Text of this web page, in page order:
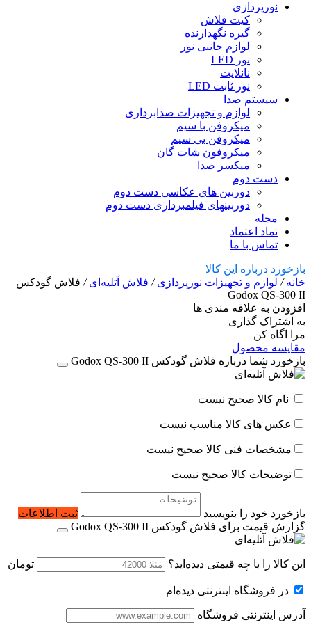
نورپردازی
کیت فلاش
گیره نگهدارنده
لوازم جانبی نور
نور LED
نانلایت
نور ثابت LED
سیستم صدا
لوازم و تجهیزات صدابرداری
میکروفن با سیم
میکروفن بی سیم
میکروفون شات گان
میکسر صدا
دست دوم
دوربین های عکاسی دست دوم
دوربینهای فیلمبرداری دست دوم
مجله
نماد اعتماد
تماس با ما
بازخورد درباره این کالا
خانه/ لوازم و تجهیزات نورپردازی/ فلاش‌ آتلیه‌ای/ فلاش گودکس
Godox QS-300 II
افزودن به علاقه مندی ها
به اشتراک گذاری
مرا اگاه کن
مقایسه محصول
بازخورد شما درباره فلاش گودکس Godox QS-300 II
نام کالا صحیح نیست
عکس های کالا مناسب نیست
مشخصات فنی کالا صحیح نیست
توضیحات کالا صحیح نیست
بازخورد خود را بنویسید
ثبت اطلاعات
گزارش قیمت برای فلاش گودکس Godox QS-300 II
این کالا را با چه قیمتی دیده‌اید؟ تومان
در فروشگاه اینترنتی دیده‌ام
آدرس اینترنتی فروشگاه